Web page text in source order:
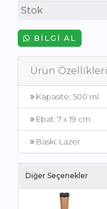
Stok
BILGI AL
Ürün Özellikleri
Kapasite: 500 ml
Ebat: 7 x 19 cm
Baskı: Lazer
Diğer Seçenekler